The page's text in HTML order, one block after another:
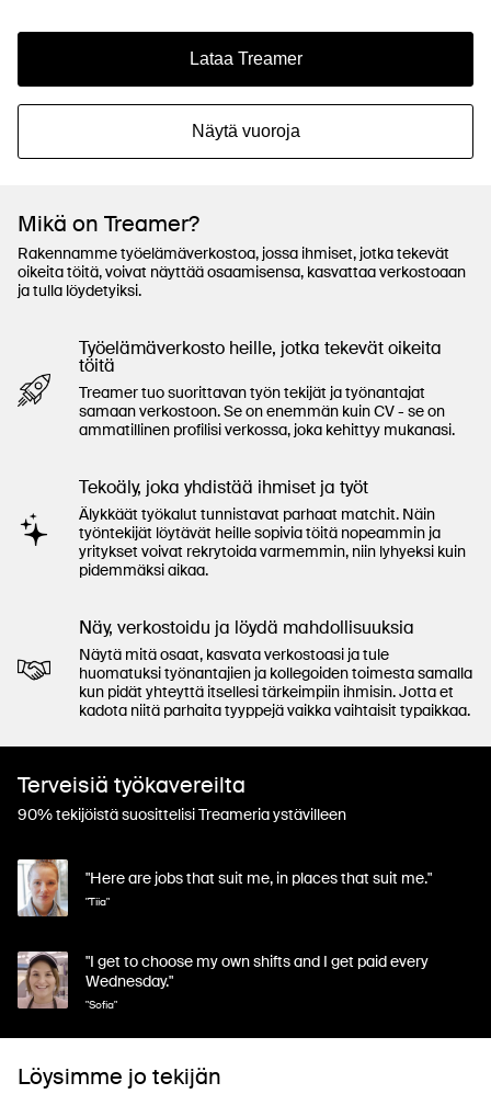
Lataa Treamer
Näytä vuoroja
Mikä on Treamer?
Rakennamme työelämäverkostoa, jossa ihmiset, jotka tekevät
oikeita töitä, voivat näyttää osaamisensa, kasvattaa verkostoaan
ja tulla löydetyiksi.
Työelämäverkosto heille, jotka tekevät oikeita
töitä
Treamer tuo suorittavan työn tekijät ja työnantajat
samaan verkostoon. Se on enemmän kuin CV - se on
ammatillinen profilisi verkossa, joka kehittyy mukanasi.
Tekoäly, joka yhdistää ihmiset ja työt
Älykkäät työkalut tunnistavat parhaat matchit. Näin
työntekijät löytävät heille sopivia töitä nopeammin ja
yritykset voivat rekrytoida varmemmin, niin lyhyeksi kuin
pidemmäksi aikaa.
Näy, verkostoidu ja löydä mahdollisuuksia
Näytä mitä osaat, kasvata verkostoasi ja tule
huomatuksi työnantajien ja kollegoiden toimesta samalla
kun pidät yhteyttä itsellesi tärkeimpiin ihmisin. Jotta et
kadota niitä parhaita tyyppejä vaikka vaihtaisit typaikkaa.
Terveisiä työkavereilta
90% tekijöistä suosittelisi Treameria ystävilleen
"Here are jobs that suit me, in places that suit me."
"Tiia"
"I get to choose my own shifts and I get paid every
Wednesday."
"Sofia"
Löysimme jo tekijän